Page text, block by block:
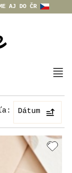
AJ DO ČR
Dátum